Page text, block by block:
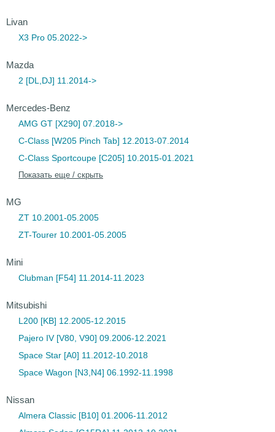
Livan
X3 Pro 05.2022->
Mazda
2 [DL,DJ] 11.2014->
Mercedes-Benz
AMG GT [X290] 07.2018->
C-Class [W205 Pinch Tab] 12.2013-07.2014
C-Class Sportcoupe [C205] 10.2015-01.2021
Показать еще / скрыть
MG
ZT 10.2001-05.2005
ZT-Tourer 10.2001-05.2005
Mini
Clubman [F54] 11.2014-11.2023
Mitsubishi
L200 [KB] 12.2005-12.2015
Pajero IV [V80, V90] 09.2006-12.2021
Space Star [A0] 11.2012-10.2018
Space Wagon [N3,N4] 06.1992-11.1998
Nissan
Almera Classic [B10] 01.2006-11.2012